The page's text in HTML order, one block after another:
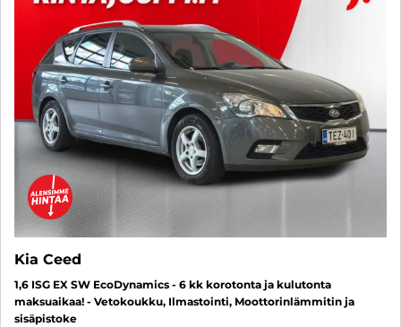
Kia Ceed
1,6 ISG EX SW EcoDynamics - 6 kk korotonta ja kulutonta
maksuaikaa! - Vetokoukku, Ilmastointi, Moottorinlämmitin ja
sisäpistoke